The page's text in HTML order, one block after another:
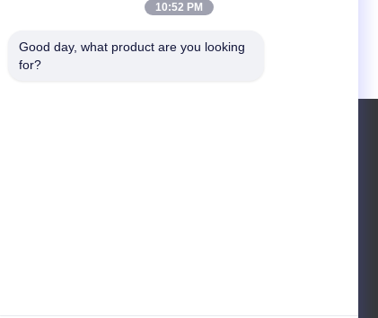
10:52 PM
Good day, what product are you looking
for?